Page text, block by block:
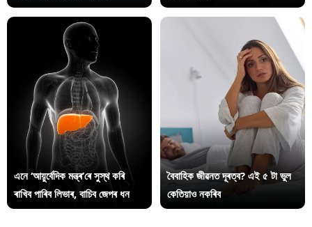
এনে ‘আয়ুৰ্বেদিক মন্ত্ৰ’ৰে সুস্থ কৰি
ৰাখিব পাৰিব লিভাৰ, বাচিব জেপৰ ধন
বৈবাহিক জীৱনত দূৰত্ব? এই ৫ টা ভুল
কেতিয়াও নকৰিব